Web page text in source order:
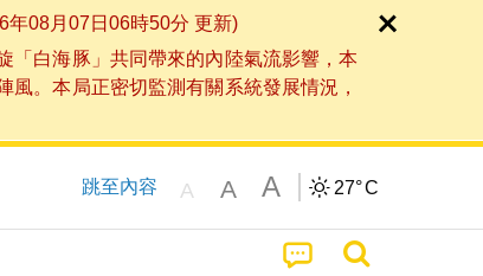
年08月07日06時50分 更新)
「白海豚」共同帶來的內陸氣流影響，本
。本局正密切監測有關系統發展情況，
跳至內容 A A A 27°C